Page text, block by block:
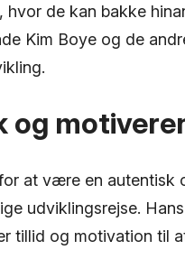
hvor de kan bakke
Kim Boye og de
og
at være en autentisk
udviklingsrejse.
tillid og motivation til